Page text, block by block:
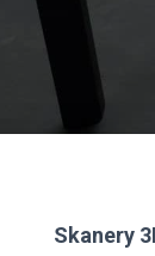
Skanery